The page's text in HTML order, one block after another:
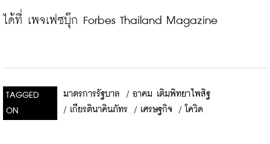
ได้ที่ เพจเฟซบุ๊ก Forbes Thailand Magazine
TAGGED
ON
มาตรการรัฐบาล / อาคม เติมพิทยาไพสิฐ
/ เกียรตินาคินภัทร / เศรษฐกิจ / โควิด